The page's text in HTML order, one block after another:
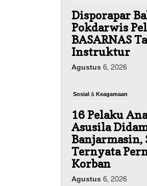
Disporapar
Pokdarwis
BASARNAS
Instruktur
Agustus 6, 2026
Sosial & Keagamaan
16 Pelaku
Asusila
Banjarmasin,
Ternyata
Korban
Agustus 6, 2026